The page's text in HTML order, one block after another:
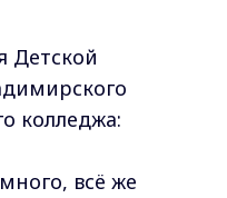
Детской
колледжа:
всё же